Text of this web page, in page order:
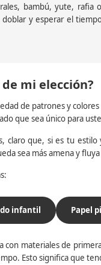
bambú, yute,
y esperar el
mi elección?
de patrones y
que sea único para
claro que, si es tu
sea más amena y
infantil Papel
materiales de
Esto significa que